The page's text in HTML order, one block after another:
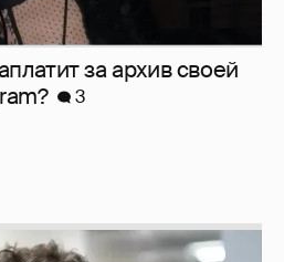
за архив своей
3